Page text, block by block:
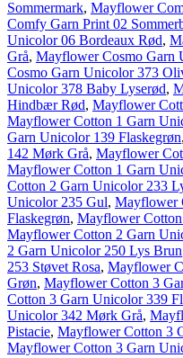
Sommermark, Mayflower
Comfy Garn Print 02
Unicolor 06 Bordeaux Rød,
Grå, Mayflower Cosmo Garn
Cosmo Garn Unicolor 373
Unicolor 378 Baby Lyserød,
Hindbær Rød, Mayflower
Mayflower Cotton 1 Garn
Garn Unicolor 139 Flaskegrøn,
142 Mørk Grå, Mayflower
Mayflower Cotton 1 Garn
Cotton 2 Garn Unicolor 233
Unicolor 235 Gul, Mayflower
Flaskegrøn, Mayflower
Mayflower Cotton 2 Garn
2 Garn Unicolor 250 Lys Brun
253 Støvet Rosa, Mayflower
Grøn, Mayflower Cotton 3
Cotton 3 Garn Unicolor 339
Unicolor 342 Mørk Grå,
Pistacie, Mayflower Cotton 3
Mayflower Cotton 3 Garn